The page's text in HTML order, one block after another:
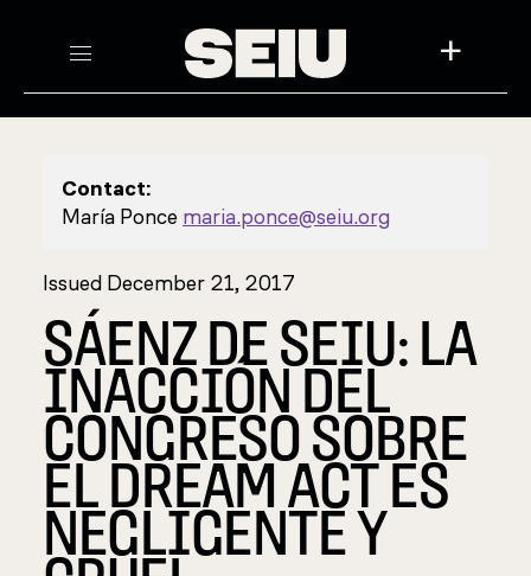
+
Contact:
María Ponce maria.ponce@seiu.org
Issued December 21, 2017
SÁENZ DE SEIU: LA
INACCIÓN DEL
CONGRESO SOBRE
EL DREAM ACT ES
NEGLIGENTE Y